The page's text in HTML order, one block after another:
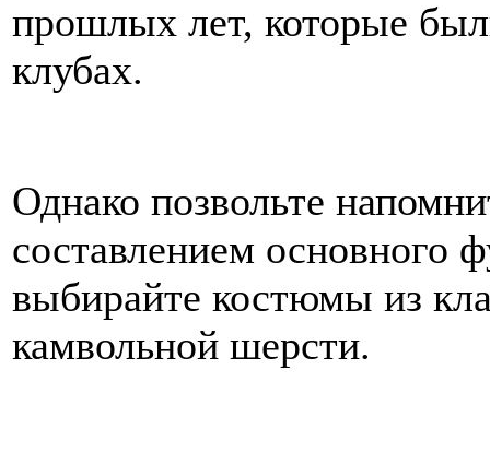
прошлых лет, которые
клубах.
Однако позвольте
составлением основного
выбирайте костюмы из
камвольной шерсти.